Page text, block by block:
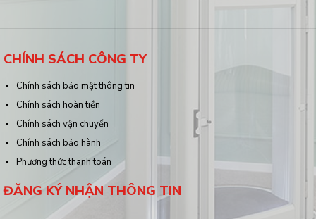
CHÍNH SÁCH CÔNG TY
Chính sách bảo mật thông tin
Chính sách hoàn tiền
Chính sách vận chuyển
Chính sách bảo hành
Phương thức thanh toán
ĐĂNG KÝ NHẬN THÔNG TIN